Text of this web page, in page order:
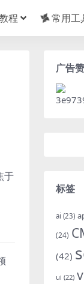
程 常用工
于
广告
标签
ai (23)
(24)
(42)
ui (22) v